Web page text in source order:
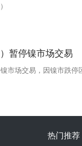
）暂停镍市场交易
镍市场交易，因镍市跌停
热门推荐